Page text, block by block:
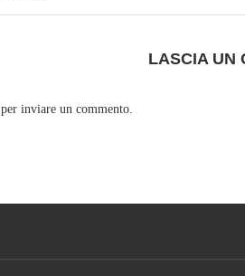
LASCIA UN
per inviare un commento.